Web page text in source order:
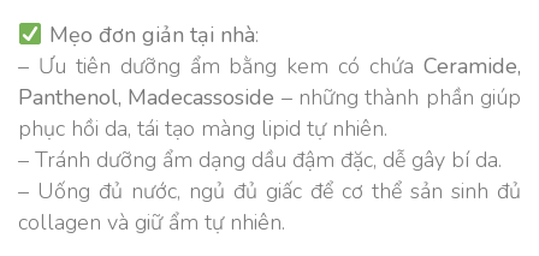
Mẹo đơn giản tại nhà:
– Ưu tiên dưỡng ẩm bằng kem có chứa Ceramide,
Panthenol, Madecassoside – những thành phần giúp
phục hồi da, tái tạo màng lipid tự nhiên.
– Tránh dưỡng ẩm dạng dầu đậm đặc, dễ gây bí da.
– Uống đủ nước, ngủ đủ giấc để cơ thể sản sinh đủ
collagen và giữ ẩm tự nhiên.